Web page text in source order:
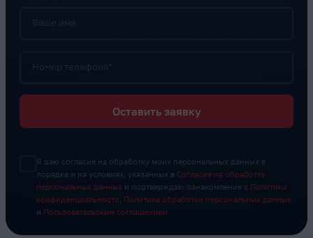
Оставить заявку
Я даю согласие на обработку моих персональных данных в
порядке и на условиях, указанных в Согласие на обработку
персональных данных и подтверждаю ознакомление с Политика
конфиденциальности
Политика обработки персональных данных
и Пользовательским соглашением